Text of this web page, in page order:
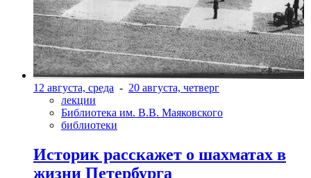
12 августа, среда - 20 августа, четверг
лекции
Библиотека им. В.В. Маяковского
библиотеки
Историк расскажет о шахматах в
жизни Петербурга